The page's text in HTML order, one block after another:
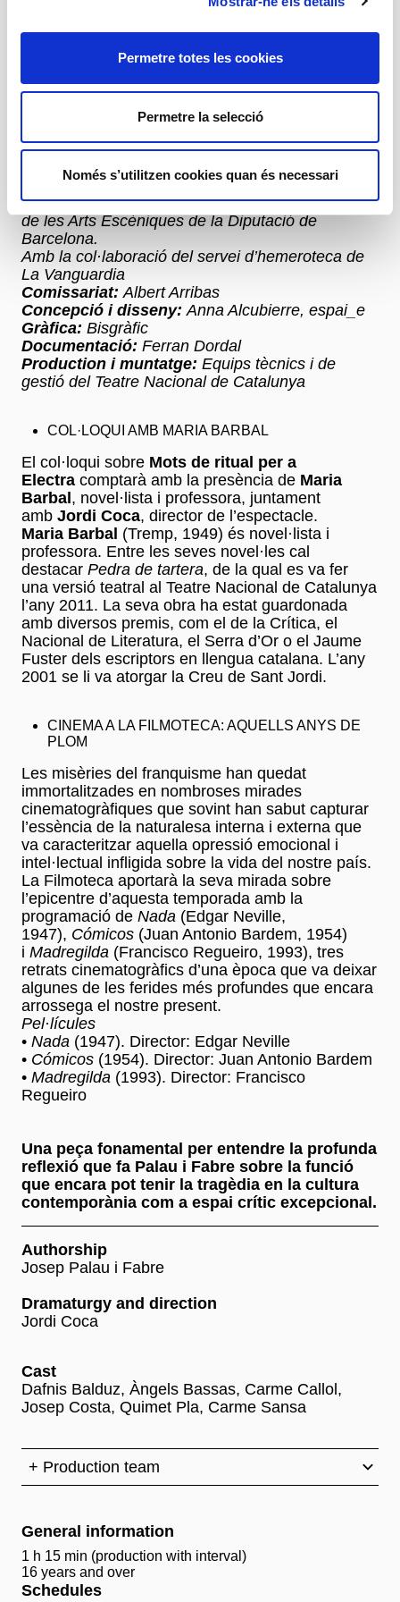
Permetre totes les cookies
Permetre la selecció
Només s’utilitzen cookies quan és necessari
El «Teatro de Cámara»
Els Festivals de Teatre Clàssic (Dolly Latz)
El teatre no professional
L’Agrupació Dramàtica de Barcelona (ADB)
Teatre Nacional de Catalunya i l’Institut del Teatre
de la Diputació de Barcelona.
Tots els materials fotogràfics d’aquesta exposició
provenen del Centre de Documentació i Museu
de les Arts Escèniques de la Diputació de
Barcelona.
Amb la col·laboració del servei d’hemeroteca de
La Vanguardia
Comissariat: Albert Arribas
Concepció i disseny: Anna Alcubierre, espai_e
Gràfica: Bisgràfic
Documentació: Ferran Dordal
Production i muntatge: Equips tècnics i de
gestió del Teatre Nacional de Catalunya
COL·LOQUI AMB MARIA BARBAL
El col·loqui sobre Mots de ritual per a
Electra comptarà amb la presència de Maria
Barbal , novel·lista i professora, juntament
amb Jordi Coca, director de l’espectacle.
Maria Barbal (Tremp, 1949) és novel·lista i
professora. Entre les seves novel·les cal
destacar Pedra de tartera, de la qual es va fer
una versió teatral al Teatre Nacional de Catalunya
l’any 2011. La seva obra ha estat guardonada
amb diversos premis, com el de la Crítica, el
Nacional de Literatura, el Serra d’Or o el Jaume
Fuster dels escriptors en llengua catalana. L’any
2001 se li va atorgar la Creu de Sant Jordi.
CINEMA A LA FILMOTECA: AQUELLS ANYS DE
PLOM
Les misèries del franquisme han quedat
immortalitzades en nombroses mirades
cinematogràfiques que sovint han sabut capturar
l’essència de la naturalesa interna i externa que
va caracteritzar aquella opressió emocional i
intel·lectual infligida sobre la vida del nostre país.
La Filmoteca aportarà la seva mirada sobre
l’epicentre d’aquesta temporada amb la
programació de Nada (Edgar Neville,
1947), Cómicos (Juan Antonio Bardem, 1954)
i Madregilda (Francisco Regueiro, 1993), tres
retrats cinematogràfics d’una època que va deixar
algunes de les ferides més profundes que encara
arrossega el nostre present.
Pel·lícules
• Nada (1947). Director: Edgar Neville
• Cómicos (1954). Director: Juan Antonio Bardem
• Madregilda (1993). Director: Francisco
Regueiro
Una peça fonamental per entendre la profunda
reflexió que fa Palau i Fabre sobre la funció
que encara pot tenir la tragèdia en la cultura
contemporània com a espai crític excepcional.
Authorship
Josep Palau i Fabre
Dramaturgy and direction
​​​​​​​Jordi Coca
Cast
Dafnis Balduz, Àngels Bassas, Carme Callol,
Josep Costa, Quimet Pla, Carme Sansa
+ Production team
General information
1 h 15 min (production with interval)
16 years and over
Schedules